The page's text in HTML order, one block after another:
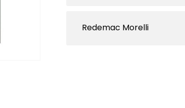
Redemac Morelli